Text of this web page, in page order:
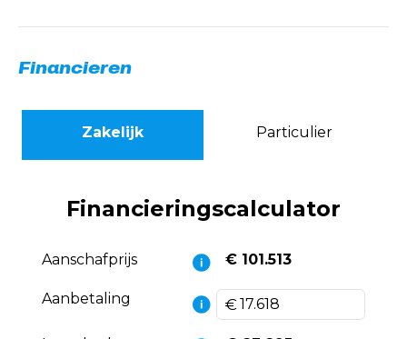
Financieren